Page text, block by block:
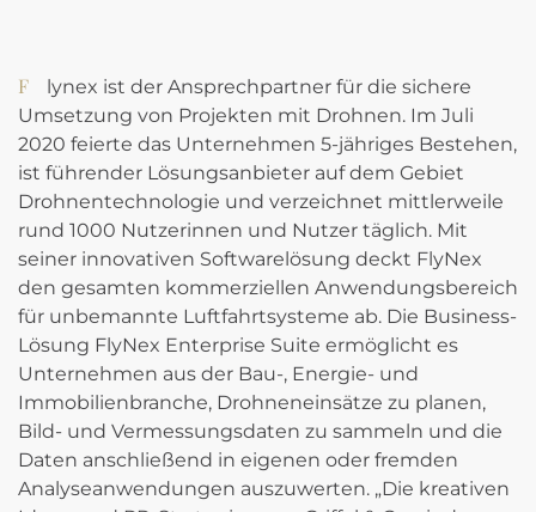
Flynex ist der Ansprechpartner für die sichere
Umsetzung von Projekten mit Drohnen. Im Juli
2020 feierte das Unternehmen 5-jähriges Bestehen,
ist führender Lösungsanbieter auf dem Gebiet
Drohnentechnologie und verzeichnet mittlerweile
rund 1000 Nutzerinnen und Nutzer täglich. Mit
seiner innovativen Softwarelösung deckt FlyNex
den gesamten kommerziellen Anwendungsbereich
für unbemannte Luftfahrtsysteme ab. Die Business-
Lösung FlyNex Enterprise Suite ermöglicht es
Unternehmen aus der Bau-, Energie- und
Immobilienbranche, Drohneneinsätze zu planen,
Bild- und Vermessungsdaten zu sammeln und die
Daten anschließend in eigenen oder fremden
Analyseanwendungen auszuwerten. „Die kreativen